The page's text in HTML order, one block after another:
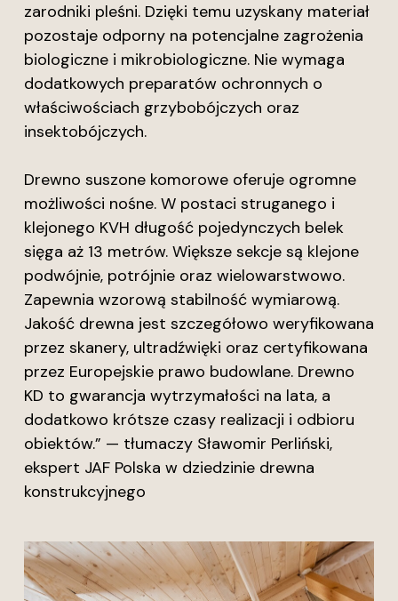
zarodniki pleśni. Dzięki temu uzyskany materiał
pozostaje odporny na potencjalne zagrożenia
biologiczne i mikrobiologiczne. Nie wymaga
dodatkowych preparatów ochronnych o
właściwościach grzybobójczych oraz
insektobójczych.
Drewno suszone komorowe oferuje ogromne
możliwości nośne. W postaci struganego i
klejonego KVH długość pojedynczych belek
sięga aż 13 metrów. Większe sekcje są klejone
podwójnie, potrójnie oraz wielowarstwowo.
Zapewnia wzorową stabilność wymiarową.
Jakość drewna jest szczegółowo weryfikowana
przez skanery, ultradźwięki oraz certyfikowana
przez Europejskie prawo budowlane. Drewno
KD to gwarancja wytrzymałości na lata, a
dodatkowo krótsze czasy realizacji i odbioru
obiektów.” — tłumaczy Sławomir Perliński,
ekspert JAF Polska w dziedzinie drewna
konstrukcyjnego